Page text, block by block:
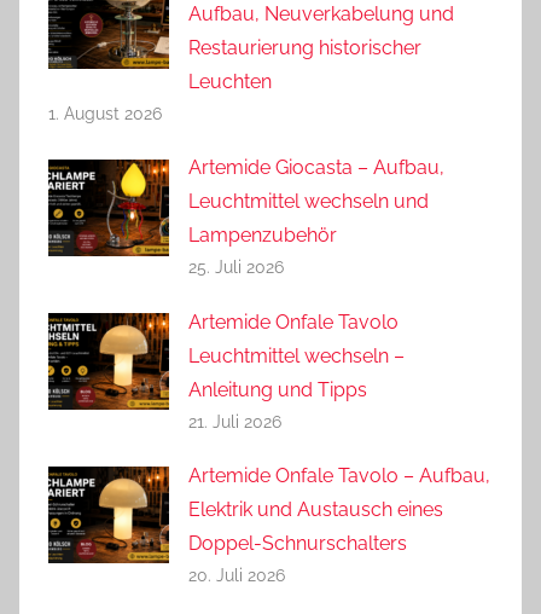
Aufbau, Neuverkabelung und
Restaurierung historischer
Leuchten
1. August 2026
Artemide Giocasta – Aufbau,
Leuchtmittel wechseln und
Lampenzubehör
25. Juli 2026
Artemide Onfale Tavolo
Leuchtmittel wechseln –
Anleitung und Tipps
21. Juli 2026
Artemide Onfale Tavolo – Aufbau,
Elektrik und Austausch eines
Doppel-Schnurschalters
20. Juli 2026